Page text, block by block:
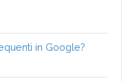
in Google?